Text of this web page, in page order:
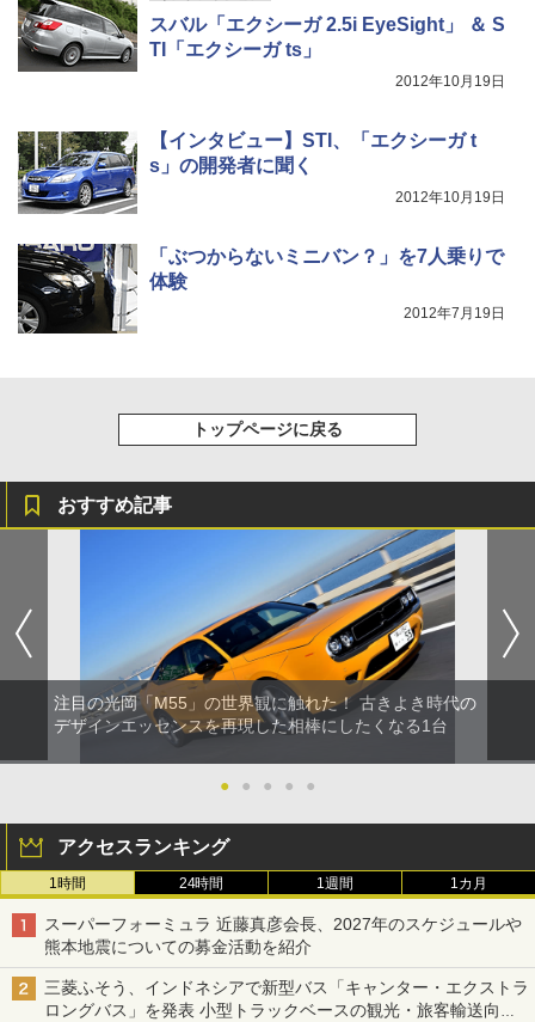
スバル「エクシーガ 2.5i EyeSight」 ＆ S
TI「エクシーガ ts」
2012年10月19日
【インタビュー】STI、「エクシーガ t
s」の開発者に聞く
2012年10月19日
「ぶつからないミニバン？」を7人乗りで
体験
2012年7月19日
トップページに戻る
おすすめ記事
注目の光岡「M55」の世界観に触れた！ 古きよき時代の
デザインエッセンスを再現した相棒にしたくなる1台
● ● ● ● ●
アクセスランキング
1時間 24時間 1週間 1カ月
スーパーフォーミュラ 近藤真彦会長、2027年のスケジュールや
熊本地震についての募金活動を紹介
三菱ふそう、インドネシアで新型バス「キャンター・エクストラ
ロングバス」を発表 小型トラックベースの観光・旅客輸送向け